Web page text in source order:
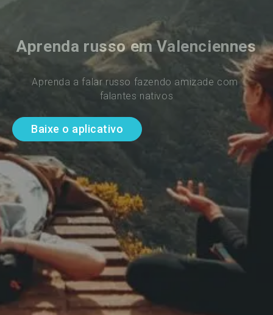
Aprenda russo em Valenciennes
Aprenda a falar russo fazendo amizade com
falantes nativos
Baixe o aplicativo